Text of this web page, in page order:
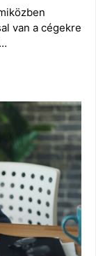
van a cégekre